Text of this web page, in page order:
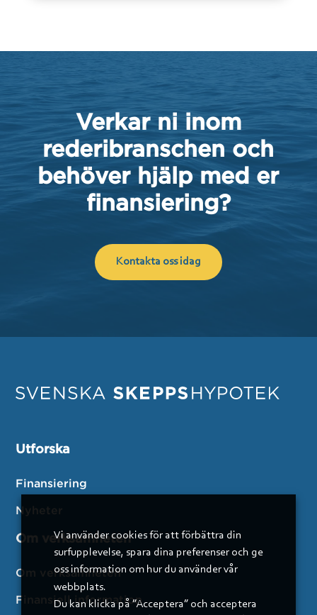
Verkar ni inom
rederibranschen och
behöver hjälp med er
finansiering?
Kontakta oss idag
Utforska
Finansiering
Nyheter
Om verksamheten
Om verksamheten
Finansiell information
Vi använder cookies för att förbättra din
surfupplevelse, spara dina preferenser och ge
oss information om hur du använder vår
webbplats.
Du kan klicka på ”Acceptera” och acceptera